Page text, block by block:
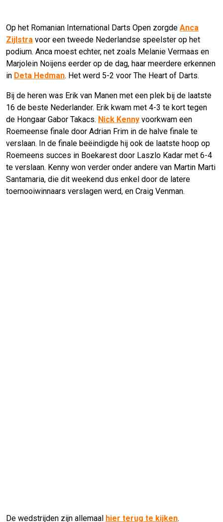
Op het Romanian International Darts Open zorgde Anca
Zijlstra voor een tweede Nederlandse speelster op het
podium. Anca moest echter, net zoals Melanie Vermaas en
Marjolein Noijens eerder op de dag, haar meerdere erkennen
in Deta Hedman. Het werd 5-2 voor The Heart of Darts.
Bij de heren was Erik van Manen met een plek bij de laatste
16 de beste Nederlander. Erik kwam met 4-3 te kort tegen
de Hongaar Gabor Takacs. Nick Kenny voorkwam een
Roemeense finale door Adrian Frim in de halve finale te
verslaan. In de finale beëindigde hij ook de laatste hoop op
Roemeens succes in Boekarest door Laszlo Kadar met 6-4
te verslaan. Kenny won verder onder andere van Martin Marti
Santamaria, die dit weekend dus enkel door de latere
toernooiwinnaars verslagen werd, en Craig Venman.
De wedstrijden zijn allemaal hier terug te kijken.